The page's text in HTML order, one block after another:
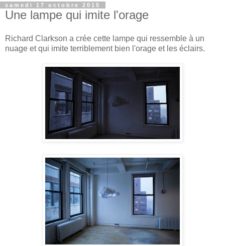
samedi 17 octobre 2015
Une lampe qui imite l'orage
Richard Clarkson a crée cette lampe qui ressemble à un
nuage et qui imite terriblement bien l'orage et les éclairs.